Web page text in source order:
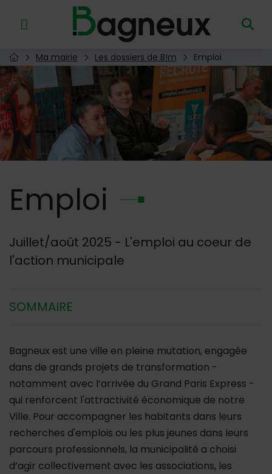
Menu de raccourcis
Retour à l'accueil
Page d'accueil du site
Ma mairie Les dossiers de B!m Emploi
Emploi
Juillet/août 2025 - L'emploi au coeur de
l'action municipale
SOMMAIRE
Bagneux est une ville en pleine mutation, engagée
dans de grands projets de transformation -
notamment avec l’arrivée du Grand Paris Express -
qui renforcent l'attractivité économique de notre
Ville. Pour accompagner les habitants dans leurs
recherches d'emplois ou les plus jeunes dans leurs
parcours professionnels, la municipalité a choisi
d’agir collectivement avec les associations, les